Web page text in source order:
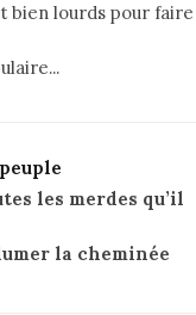
bien lourds pour faire
les merdes qu’il
la cheminée